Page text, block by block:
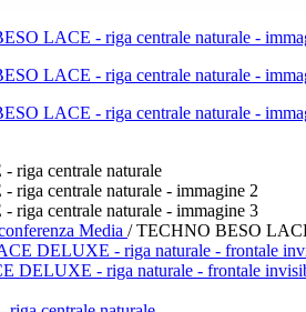
Media / TECHNO BESO
DELUXE - riga naturale - frontale